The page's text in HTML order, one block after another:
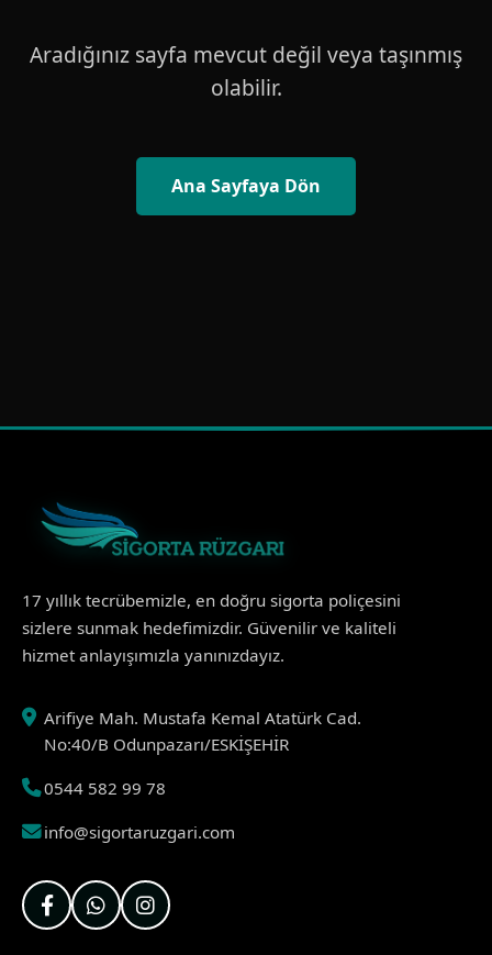
Aradığınız sayfa mevcut değil veya taşınmış
olabilir.
Ana Sayfaya Dön
17 yıllık tecrübemizle, en doğru sigorta poliçesini
sizlere sunmak hedefimizdir. Güvenilir ve kaliteli
hizmet anlayışımızla yanınızdayız.
Arifiye Mah. Mustafa Kemal Atatürk Cad.
No:40/B Odunpazarı/ESKİŞEHİR
0544 582 99 78
info@sigortaruzgari.com